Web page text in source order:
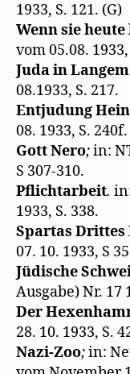
1933, S. 121. (G)
Wenn sie
vom 05.08.
Juda in
08.1933, S. 217.
Entjudung
08. 1933, S. 240f.
Gott Nero;in:
S 307-310.
Pflichtarbeit.
1933, S. 338.
Spartas Drittes
07. 10. 1933, S
Jüdische
Ausgabe) Nr. 17
Der
28. 10. 1933, S.
Nazi-Zoo;in: